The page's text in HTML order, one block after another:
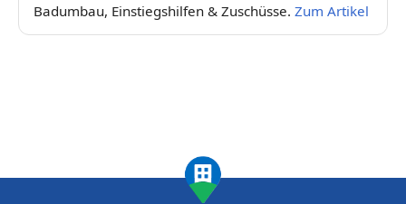
Badumbau, Einstiegshilfen & Zuschüsse. Zum Artikel